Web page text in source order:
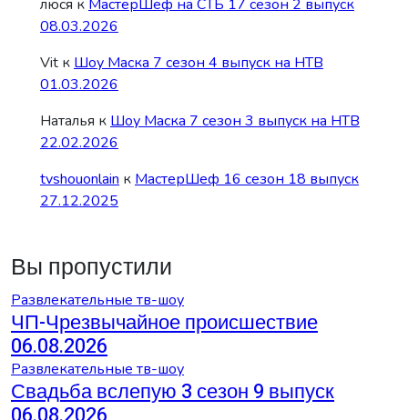
люся к МастерШеф на СТБ 17 сезон 2 выпуск
08.03.2026
Vit к Шоу Маска 7 сезон 4 выпуск на НТВ
01.03.2026
Наталья к Шоу Маска 7 сезон 3 выпуск на НТВ
22.02.2026
tvshouonlain к МастерШеф 16 сезон 18 выпуск
27.12.2025
Вы пропустили
Развлекательные тв-шоу
ЧП-Чрезвычайное происшествие
06.08.2026
Развлекательные тв-шоу
Свадьба вслепую 3 сезон 9 выпуск